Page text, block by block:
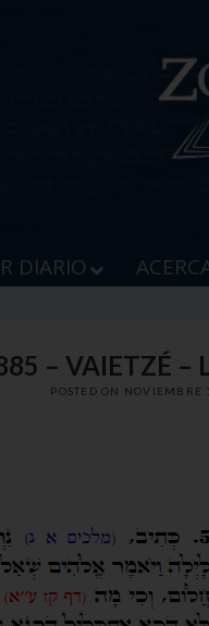
DIARIO
– VAIETZÉ –
POSTED ON NOVIEMBRE